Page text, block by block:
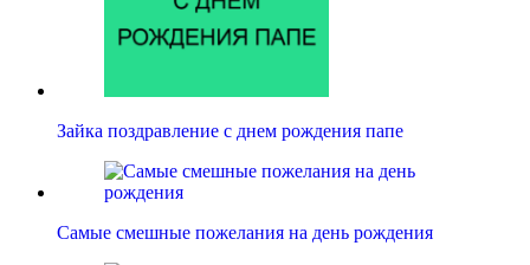
Зайка поздравление с днем рождения папе
Самые смешные пожелания на день рождения